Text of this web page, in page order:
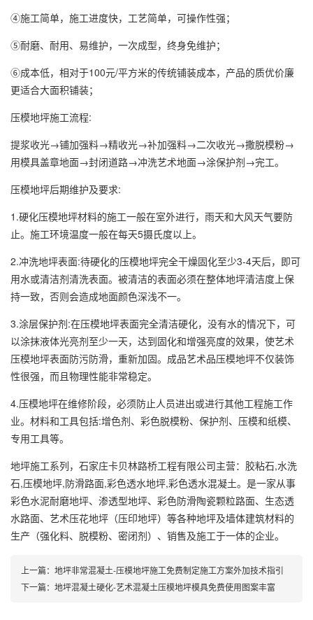
④施工简单，施工进度快，工艺简单，可操作性强；
⑤耐磨、耐用、易维护，一次成型，终身免维护；
⑥成本低，相对于100元/平方米的传统铺装成本，产品的质优价廉
更适合大面积铺装；
压模地坪施工流程:
提浆收光→铺加强料→精收光→补加强料→二次收光→撒脱模粉→
用模具盖章地面→封闭道路→冲洗艺术地面→涂保护剂→完工。
压模地坪后期维护及要求:
1.硬化压模地坪材料的施工一般在室外进行，雨天和大风天气要防
止。施工环境温度一般在每天5摄氏度以上。
2.冲洗地坪表面:待硬化的压模地坪完全干燥固化至少3-4天后，即可
用水或清洁剂清洗表面。被清洁的表面必须在整体地坪清洁度上保
持一致，否则会造成地面颜色深浅不一。
3.涂层保护剂:在压模地坪表面完全清洁硬化，没有水的情况下，可
以涂抹液体光亮剂至少一天，达到固化和增强亮度的效果，使艺术
压模地坪表面防污防滑，重新加固。成品艺术品压模地坪不仅装饰
性很强，而且物理性能非常稳定。
4.压模地坪在维修阶段，必须防止人员进出或进行其他工程施工作
业。材料和工具包括:增色剂、彩色脱模粉、保护剂、压模和纸模、
专用工具等。
地坪施工系列，石家庄卡贝林路桥工程有限公司主营：胶粘石,水洗
石,压模地坪,防滑路面,彩色透水地坪,彩色透水混凝土。是一家从事
彩色水泥耐磨地坪、渗透型地坪、彩色防滑陶瓷颗粒路面、生态透
水路面、艺术压花地坪（压印地坪）等各种地坪及墙体建筑材料的
生产（强化料、脱模粉、密闭剂）、销售及施工于一体的企业。
上一篇： 地坪非常混凝土-压模地坪施工免费制定施工方案外加技术指引
下一篇： 地坪混凝土硬化-艺术混凝土压模地坪模具免费使用图案丰富